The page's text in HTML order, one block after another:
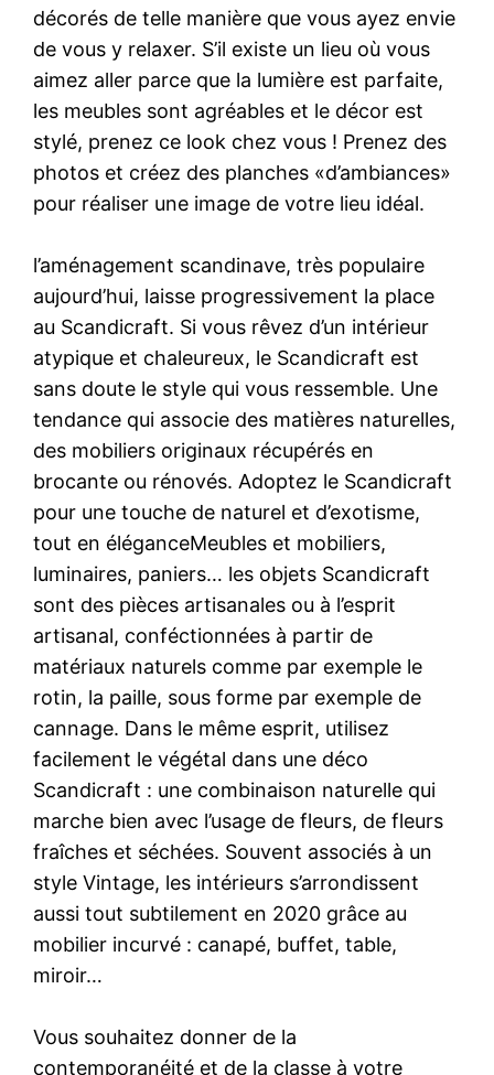
décorés de telle manière que vous ayez envie
de vous y relaxer. S’il existe un lieu où vous
aimez aller parce que la lumière est parfaite,
les meubles sont agréables et le décor est
stylé, prenez ce look chez vous ! Prenez des
photos et créez des planches «d’ambiances»
pour réaliser une image de votre lieu idéal.
l’aménagement scandinave, très populaire
aujourd’hui, laisse progressivement la place
au Scandicraft. Si vous rêvez d’un intérieur
atypique et chaleureux, le Scandicraft est
sans doute le style qui vous ressemble. Une
tendance qui associe des matières naturelles,
des mobiliers originaux récupérés en
brocante ou rénovés. Adoptez le Scandicraft
pour une touche de naturel et d’exotisme,
tout en éléganceMeubles et mobiliers,
luminaires, paniers… les objets Scandicraft
sont des pièces artisanales ou à l’esprit
artisanal, conféctionnées à partir de
matériaux naturels comme par exemple le
rotin, la paille, sous forme par exemple de
cannage. Dans le même esprit, utilisez
facilement le végétal dans une déco
Scandicraft : une combinaison naturelle qui
marche bien avec l’usage de fleurs, de fleurs
fraîches et séchées. Souvent associés à un
style Vintage, les intérieurs s’arrondissent
aussi tout subtilement en 2020 grâce au
mobilier incurvé : canapé, buffet, table,
miroir…
Vous souhaitez donner de la
contemporanéité et de la classe à votre